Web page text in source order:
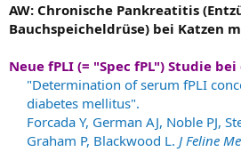
AW: Chronische Pankreatitis
Bauchspeicheldrüse) bei Katzen
Neue fPLI (= "Spec fPL") Studie
"Determination of serum fPLI
diabetes mellitus".
Forcada Y, German AJ, Noble PJ,
Graham P, Blackwood L. J Feline